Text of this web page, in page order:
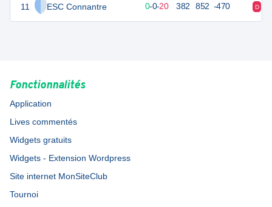
11
ESC Connantre19 0-0-20 382 852 -470 D
Fonctionnalités
Application
Lives commentés
Widgets gratuits
Widgets - Extension Wordpress
Site internet MonSiteClub
Tournoi